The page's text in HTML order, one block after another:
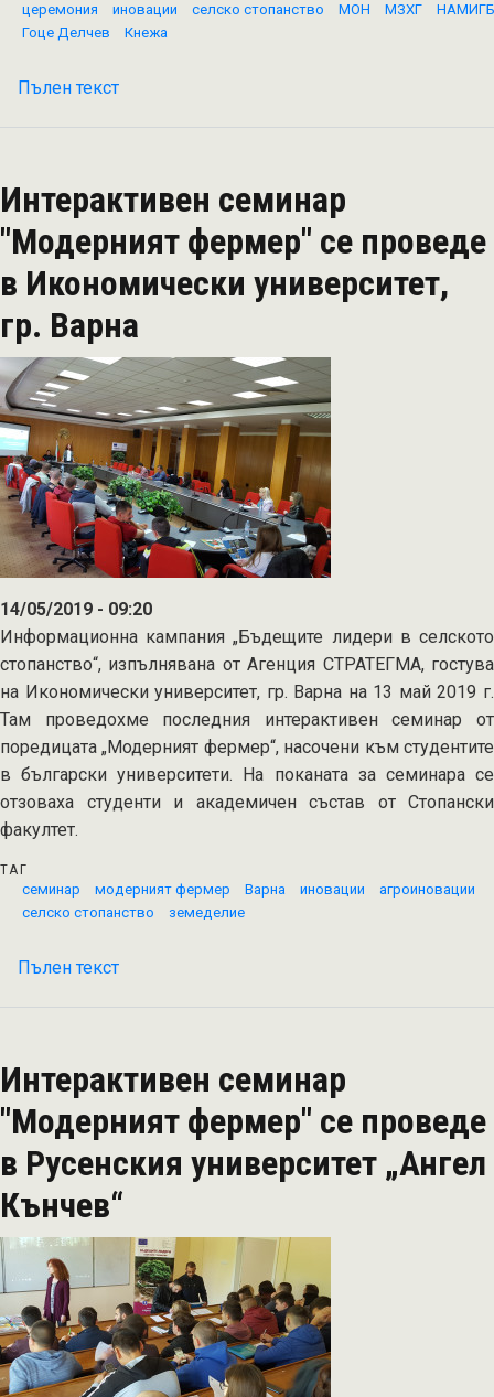
церемония
иновации селско стопанство МОН МЗХГ
Гоце Делчев
Кнежа
Пълен текст
награждаване
номинираните
модерни
ферми
Интерактивен семинар
"Модерният фермер" се проведе
в Икономически университет,
гр. Варна
14/05/2019 - 09:20
Информационна кампания „Бъдещите лидери в селското
стопанство“, изпълнявана от Агенция СТРАТЕГМА, гостува
на Икономически университет, гр. Варна на 13 май 2019 г.
Там проведохме последния интерактивен семинар от
поредицата „Модерният фермер“, насочени към студентите
в български университети. На поканата за семинара се
отзоваха студенти и академичен състав от Стопански
факултет.
ТАГ
семинар
модерният фермер Варна иновации
агроиновации
селско стопанство
земеделие
Пълен текст
фермер"
проведе
в
Икономически
гр.
Варна
Интерактивен семинар
"Модерният фермер" се проведе
в Русенския университет „Ангел
Кънчев“